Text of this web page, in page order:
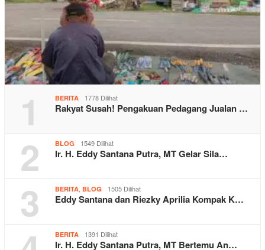
1 BERITA 1778 Dilihat
Rakyat Susah! Pengakuan Pedagang Jualan …
2 BLOG 1549 Dilihat
Ir. H. Eddy Santana Putra, MT Gelar Sila…
3 BERITA BLOG 1505 Dilihat
Eddy Santana dan Riezky Aprilia Kompak K…
BERITA 1391 Dilihat
Ir. H. Eddy Santana Putra, MT Bertemu An…